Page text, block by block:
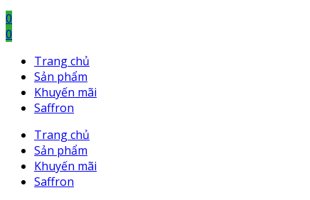
0
0
Trang chủ
Sản phẩm
Khuyến mãi
Saffron
Trang chủ
Sản phẩm
Khuyến mãi
Saffron